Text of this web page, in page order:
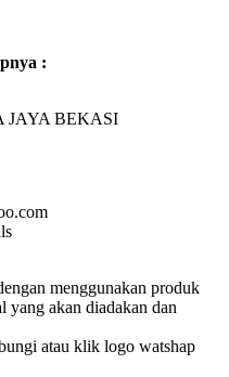
:
JAYA BEKASI
menggunakan produk
yang akan diadakan dan
atau klik logo watshap